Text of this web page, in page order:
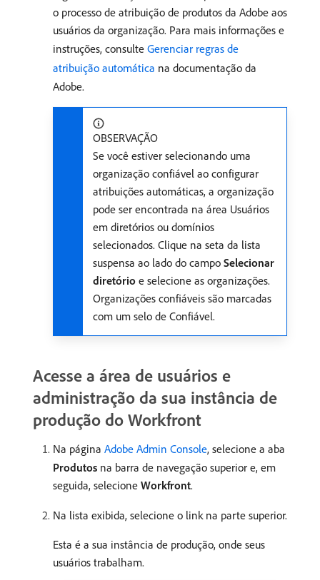
o processo de atribuição de produtos da Adobe aos
usuários da organização. Para mais informações e
instruções, consulte Gerenciar regras de
atribuição automática na documentação da
Adobe.
OBSERVAÇÃO
Se você estiver selecionando uma
organização confiável ao configurar
atribuições automáticas, a organização
pode ser encontrada na área Usuários
em diretórios ou domínios
selecionados. Clique na seta da lista
suspensa ao lado do campo Selecionar
diretório e selecione as organizações.
Organizações confiáveis são marcadas
com um selo de Confiável.
Acesse a área de usuários e
administração da sua instância de
produção do Workfront
Na página Adobe Admin Console, selecione a aba
Produtos na barra de navegação superior e, em
seguida, selecione Workfront.
Na lista exibida, selecione o link na parte superior.
Esta é a sua instância de produção, onde seus
usuários trabalham.